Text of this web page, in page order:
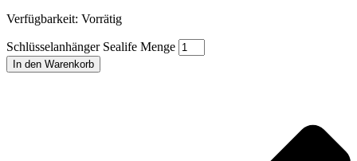
Verfügbarkeit: Vorrätig
Schlüsselanhänger Sealife Menge
In den Warenkorb